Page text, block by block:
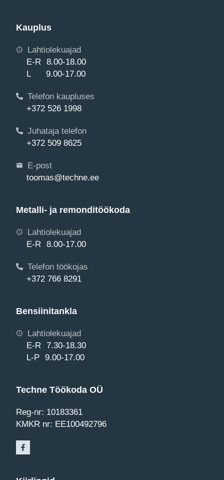
Kauplus
Lahtiolekuajad
E-R 8.00-18.00
L 9.00-17.00
Telefon kaupluses
+372 526 1998
Juhataja telefon
+372 509 8625
E-post
toomas@techne.ee
Metalli- ja remonditöökoda
Lahtiolekuajad
E-R 8.00-17.00
Telefon töökojas
+372 766 8291
Bensiinitankla
Lahtiolekuajad
E-R 7.30-18.30
L-P 9.00-17.00
Techne Töökoda OÜ
Reg-nr: 10183361
KMKR nr: EE100492796